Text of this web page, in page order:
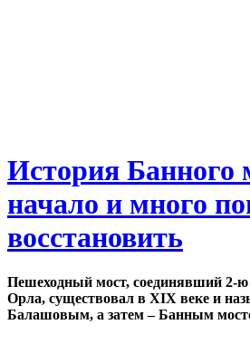
История Банного
начало и много
восстановить
Пешеходный мост, соединявший 2-ю
Орла, существовал в XIX веке и
Балашовым, а затем – Банным